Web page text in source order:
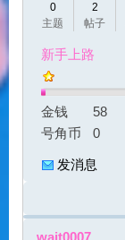
0
主题
2
帖子
新手上路
金钱
58
号角币
0
发消息
wait0007